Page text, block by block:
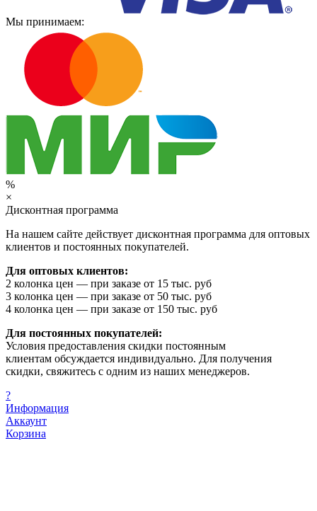
Мы принимаем:
%
×
Дисконтная программа
На нашем сайте действует дисконтная программа для оптовых
клиентов и постоянных покупателей.
Для оптовых клиентов:
2 колонка цен — при заказе от 15 тыс. руб
3 колонка цен — при заказе от 50 тыс. руб
4 колонка цен — при заказе от 150 тыс. руб
Для постоянных покупателей:
Условия предоставления скидки постоянным
клиентам обсуждается индивидуально. Для получения
скидки, свяжитесь с одним из наших менеджеров.
?
Информация
Аккаунт
Корзина